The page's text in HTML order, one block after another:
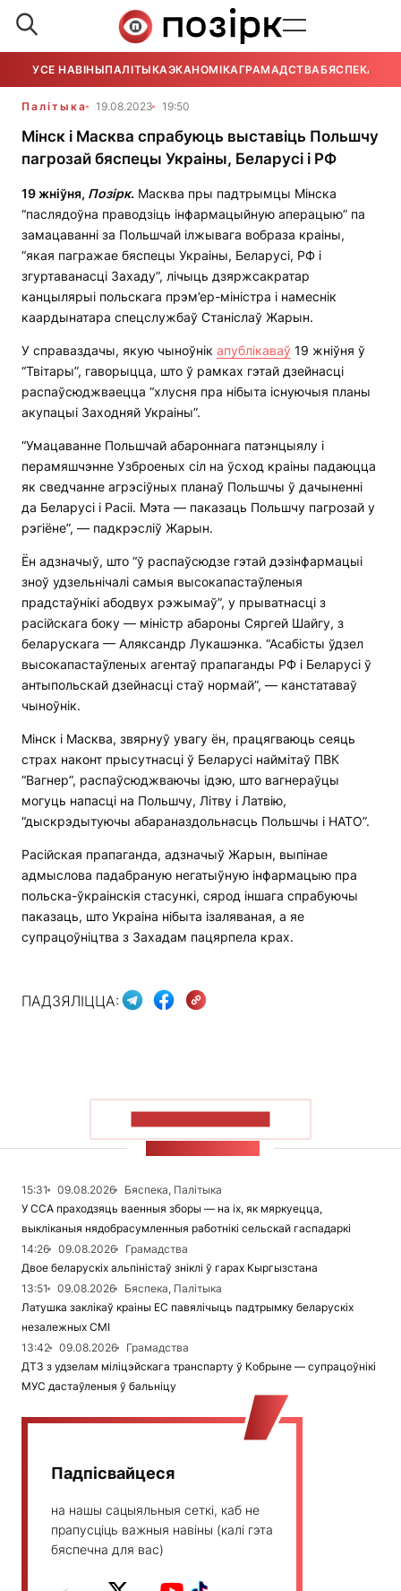
УСЕ НАВІНЫПАЛІТЫКАЭКАНОМІКАГРАМАДСТВАБЯСПЕКА
Палітыка 19.08.2023 19:50
Мінск і Масква спрабуюць выставіць Польшчу
пагрозай бяспецы Украіны, Беларусі і РФ
19 жніўня, Позірк. Масква пры падтрымцы Мінска
“паслядоўна праводзіць інфармацыйную аперацыю” па
замацаванні за Польшчай ілжывага вобраза краіны,
“якая пагражае бяспецы Украіны, Беларусі, РФ і
згуртаванасці Захаду”, лічыць дзяржсакратар
канцылярыі польскага прэм’ер-міністра і намеснік
каардынатара спецслужбаў Станіслаў Жарын.
У справаздачы, якую чыноўнік апублікаваў 19 жніўня ў
“Твітары”, гаворыцца, што ў рамках гэтай дзейнасці
распаўсюджваецца “хлусня пра нібыта існуючыя планы
акупацыі Заходняй Украіны”.
“Умацаванне Польшчай абароннага патэнцыялу і
перамяшчэнне Узброеных сіл на ўсход краіны падаюцца
як сведчанне агрэсіўных планаў Польшчы ў дачыненні
да Беларусі і Расіі. Мэта — паказаць Польшчу пагрозай у
рэгіёне”, — падкрэсліў Жарын.
Ён адзначыў, што “ў распаўсюдзе гэтай дэзінфармацыі
зноў удзельнічалі самыя высокапастаўленыя
прадстаўнікі абодвух рэжымаў”, у прыватнасці з
расійскага боку — міністр абароны Сяргей Шайгу, з
беларускага — Аляксандр Лукашэнка. “Асабісты ўдзел
высокапастаўленых агентаў прапаганды РФ і Беларусі ў
антыпольскай дзейнасці стаў нормай”, — канстатаваў
чыноўнік.
Мінск і Масква, звярнуў увагу ён, працягваюць сеяць
страх наконт прысутнасці ў Беларусі наймітаў ПВК
“Вагнер”, распаўсюджваючы ідэю, што вагнераўцы
могуць напасці на Польшчу, Літву і Латвію,
“дыскрэдытуючы абараназдольнасць Польшчы і НАТО”.
Расійская прапаганда, адзначыў Жарын, выпінае
адмыслова падабраную негатыўную інфармацыю пра
польска-ўкраінскія стасункі, сярод іншага спрабуючы
паказаць, што Украіна нібыта ізаляваная, а яе
супрацоўніцтва з Захадам пацярпела крах.
ПАДЗЯЛІЦЦА:
15:31 09.08.2026
Бяспека, Палітыка
У ССА праходзяць ваенныя зборы — на іх, як мяркуецца,
выкліканыя нядобрасумленныя работнікі сельскай гаспадаркі
14:26
09.08.2026
Грамадства
Двое беларускіх альпіністаў зніклі ў гарах Кыргызстана
13:51
09.08.2026
Бяспека, Палітыка
Латушка заклікаў краіны ЕС павялічыць падтрымку беларускіх
незалежных СМІ
13:42
09.08.2026
Грамадства
ДТЗ з удзелам міліцэйскага транспарту ў Кобрыне — супрацоўнікі
МУС дастаўленыя ў бальніцу
Падпісвайцеся
на нашы сацыяльныя сеткі, каб не
прапусціць важныя навіны (калі гэта
бяспечна для вас)